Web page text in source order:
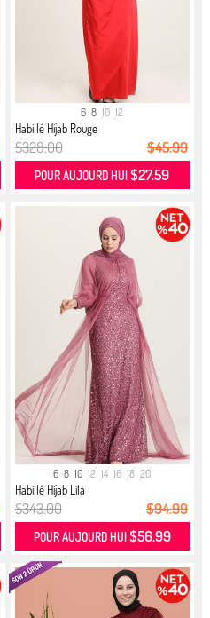
6 8 10 12
Habillé Hijab Rouge
$328.00 $45.99
POUR AUJOURD HUI$27.59
6 8 10 12 14 16 18 20
Habillé Hijab Lila
$343.00 $94.99
POUR AUJOURD HUI $56.99